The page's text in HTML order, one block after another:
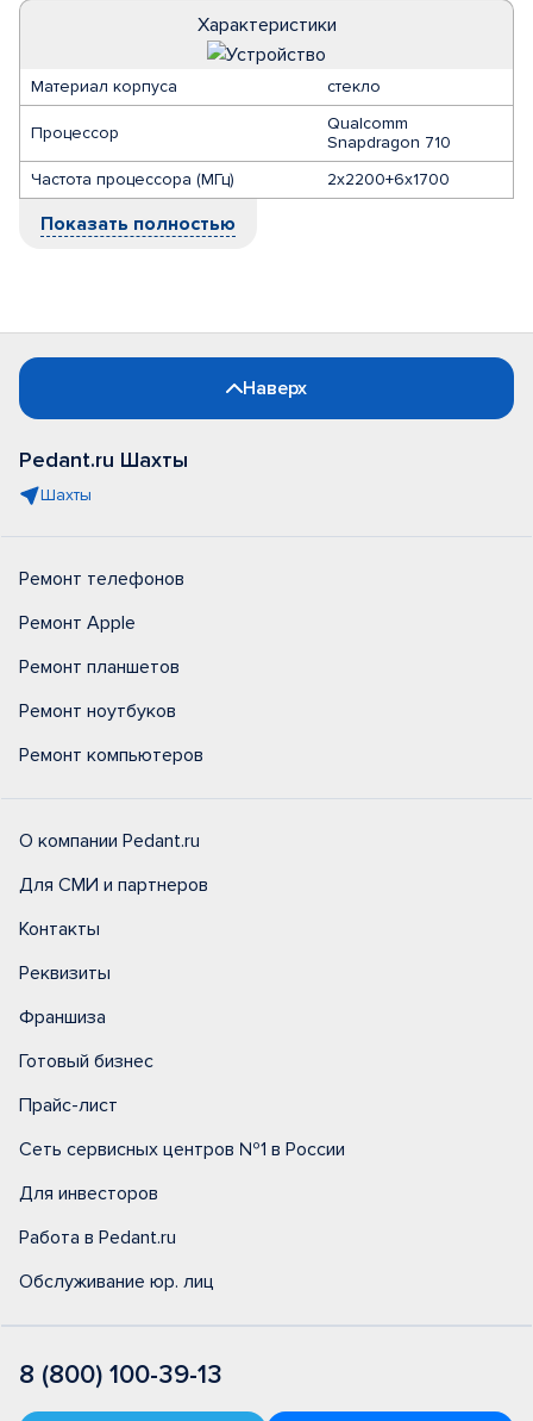
Характеристики
Материал корпуса стекло
Процессор
Qualcomm
Snapdragon 710
Частота процессора (МГц)
2х2200+6х1700
Показать полностью
Наверх
Pedant.ru Шахты
Шахты
Ремонт телефонов
Ремонт Apple
Ремонт планшетов
Ремонт ноутбуков
Ремонт компьютеров
О компании Pedant.ru
Для СМИ и партнеров
Контакты
Реквизиты
Франшиза
Готовый бизнес
Прайс-лист
Сеть сервисных центров №1 в России
Для инвесторов
Работа в Pedant.ru
Обслуживание юр. лиц
8 (800) 100-39-13